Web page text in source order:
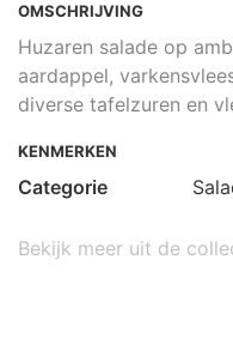
OMSCHRIJVING
Huzaren salade op
aardappel,
diverse tafelzuren en
KENMERKEN
Categorie
Bekijk meer uit de